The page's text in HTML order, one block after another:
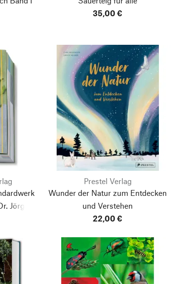
35,00 €
Jörg
Prestel Verlag
Wunder der Natur zum Entdecken
und Verstehen
22,00 €